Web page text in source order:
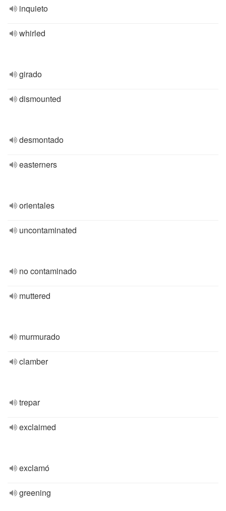
inquieto
whirled
girado
dismounted
desmontado
easterners
orientales
uncontaminated
no contaminado
muttered
murmurado
clamber
trepar
exclaimed
exclamó
greening